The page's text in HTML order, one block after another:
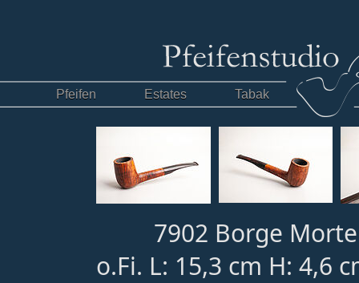
Pfeifen Estates Tabak
7902 Borge
o.Fi. L: 15,3 cm H: 4,6